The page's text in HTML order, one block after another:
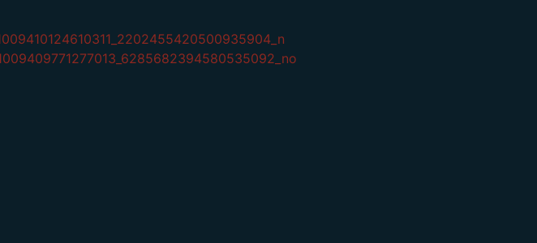
o